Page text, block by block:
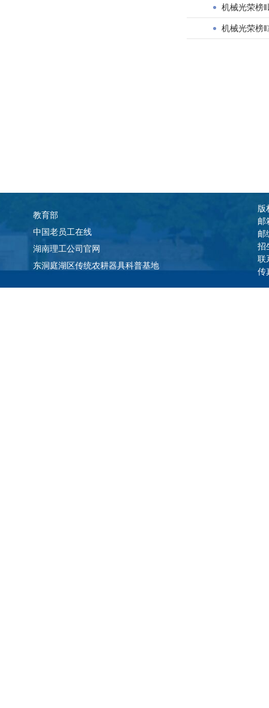
机械光荣榜
机械光荣榜
教育部
中国老员工在线
湖南理工公司官网
东洞庭湖区传统农耕器具科普基地
版
邮
邮
招
联
传